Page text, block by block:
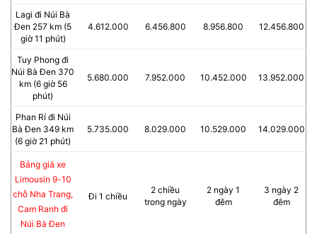
Lagi đi Núi Bà
Đen 257 km (5
giờ 11 phút)
4.612.000 6.456.800 8.956.800 12.456.800
Tuy Phong đi
Núi Bà Đen 370
km (6 giờ 56
phút)
5.680.000 7.952.000 10.452.000 13.952.000
Phan Rí đi Núi
Bà Đen 349 km
(6 giờ 21 phút)
5.735.000 8.029.000 10.529.000 14.029.000
Bảng giá xe
Limousin 9-10
chỗ Nha Trang,
Cam Ranh đi
Núi Bà Đen
Đi 1 chiều
2 chiều
trong ngày
2 ngày 1
đêm
3 ngày 2
đêm